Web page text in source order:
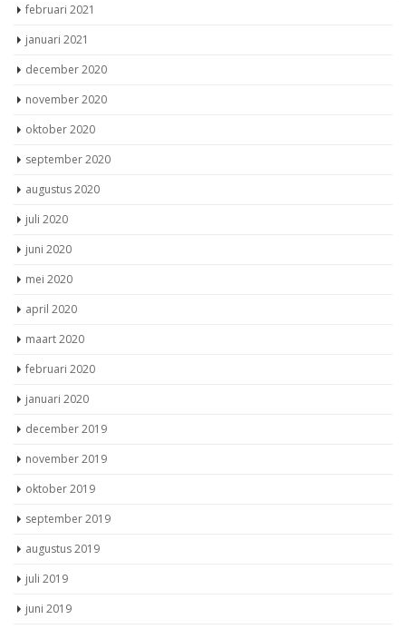
februari 2021
januari 2021
december 2020
november 2020
oktober 2020
september 2020
augustus 2020
juli 2020
juni 2020
mei 2020
april 2020
maart 2020
februari 2020
januari 2020
december 2019
november 2019
oktober 2019
september 2019
augustus 2019
juli 2019
juni 2019